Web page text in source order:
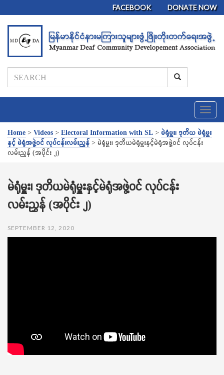
FACEBOOK DONATE NOW
T
o
g
Home > Videos > Electoral Information with SL > မဲရုံမှူး၊ ဒုတိယ မဲရုံမှူး
နှင့် မဲရုံအဖွဲ့ဝင် လုပ်ငန်းလမ်းညွှန်> မဲရုံမှူး၊ ဒုတိယမဲရုံမှူးနှင့်မဲရုံအဖွဲ့ဝင် လုပ်ငန်း
လမ်းညွှန် (အပိုင်း ၂)
မဲရုံမှူး၊ ဒုတိယမဲရုံမှူးနှင့်မဲရုံအဖွဲ့ဝင် လုပ်ငန်း
လမ်းညွှန် (အပိုင်း ၂)
SEPTEMBER 12, 2020